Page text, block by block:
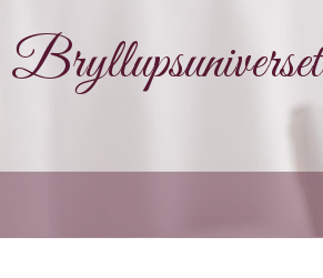
Bryllupsuniverset